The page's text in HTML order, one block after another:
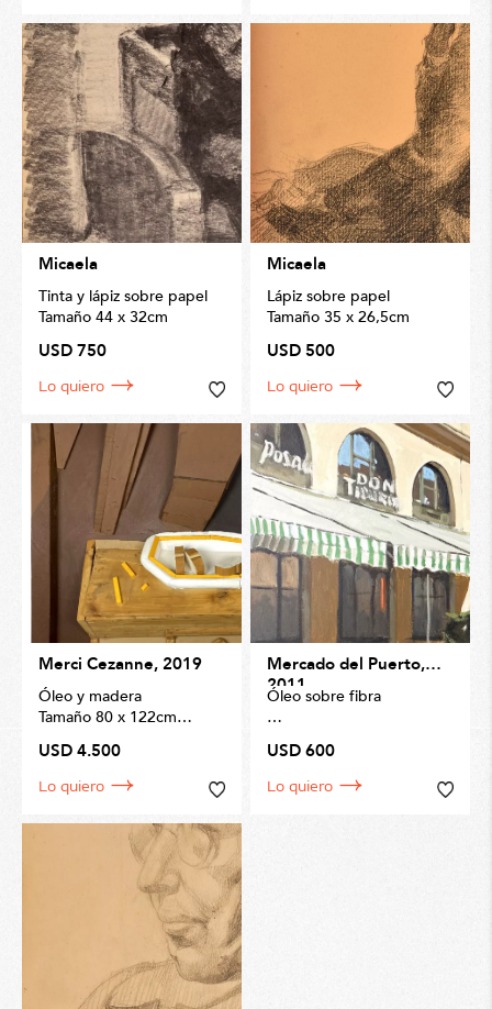
Micaela
Tinta y lápiz sobre papel
Tamaño 44 x 32cm
USD 750
Lo quiero
Micaela
Lápiz sobre papel
Tamaño 35 x 26,5cm
USD 500
Lo quiero
Merci Cezanne, 2019
Óleo y madera
Tamaño 80 x 122cm
USD 4.500
Lo quiero
Mercado del Puerto,
2011
Óleo sobre fibra
USD 600
Lo quiero